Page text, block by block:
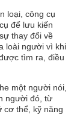
loại, công cụ
để lưu kiến
thay đổi về
loài người vì khi
tìm ra, điều
một người nói,
người đó, từ
cơ thể, kỹ năng